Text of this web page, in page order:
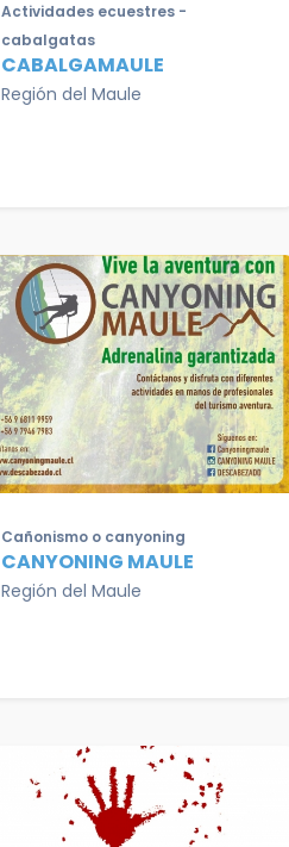
Actividades ecuestres -
cabalgatas
CABALGAMAULE
Región del Maule
Cañonismo o canyoning
CANYONING MAULE
Región del Maule